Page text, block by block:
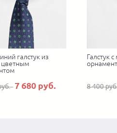
галстук из
цветным
7 680 руб.
Галстук
8 400